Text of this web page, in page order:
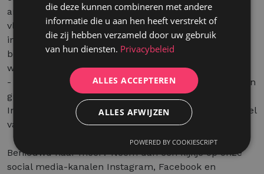
ambitie en goesting om er elke dag opnieuw in te
vliegen. Naast hard werk ook tijd voor fun; we zetten
in op teamspirit over de 9 kantoren heen door toffe
bedrijfsactiviteiten waar je als jobstudent ook voor
wordt uitgenodigd.
- Opleiding: we laten je niet aan jouw lot over! leren en
groeien staat centraal. Na een studentenjob bij
Intelect ben je heel wat meer matuur en professioneel
vaardig!
Benieuwd naar meer? Neem dan een kijkje op onze
social media-kanalen Instagram, Facebook en
die deze kunnen combineren met andere
informatie die u aan hen heeft verstrekt of
die zij hebben verzameld door uw gebruik
van hun diensten. Privacybeleid
ALLES ACCEPTEREN
ALLES AFWIJZEN
POWERED BY COOKIESCRIPT